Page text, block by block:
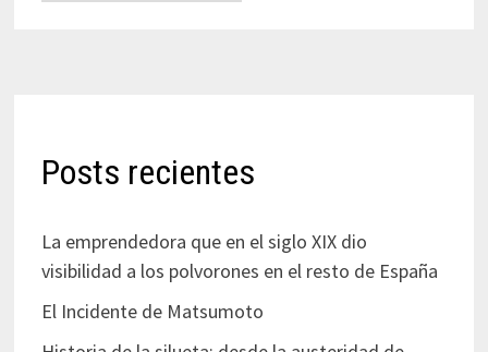
Posts recientes
La emprendedora que en el siglo XIX dio
visibilidad a los polvorones en el resto de España
El Incidente de Matsumoto